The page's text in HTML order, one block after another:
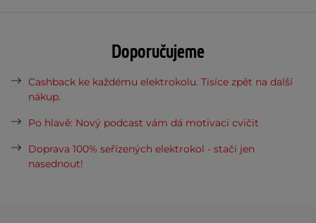
Doporučujeme
Cashback ke každému elektrokolu. Tisíce zpět na další
nákup.
Po hlavě: Nový podcast vám dá motivaci cvičit
Doprava 100% seřízených elektrokol - stačí jen
nasednout!